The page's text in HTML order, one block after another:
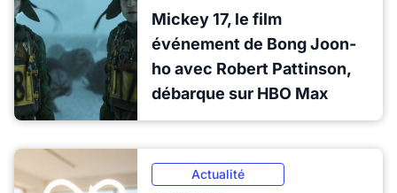
Mickey 17, le film
événement de Bong Joon-
ho avec Robert Pattinson,
débarque sur HBO Max
Actualité